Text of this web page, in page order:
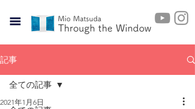
​Through the Window
Mio Matsuda
記事
全ての記事
2021年1月6日